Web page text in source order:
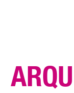
ARQU